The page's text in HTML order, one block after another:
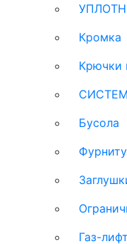
Кромка
Крючки
Бусола
Газ-